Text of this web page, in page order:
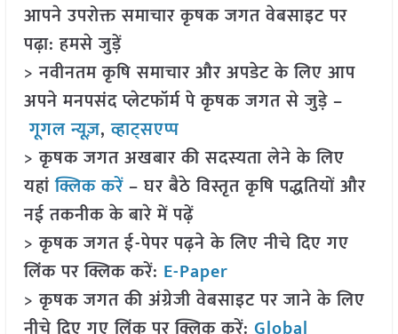
आपने उपरोक्त समाचार कृषक जगत वेबसाइट पर
पढ़ा: हमसे जुड़ें
> नवीनतम कृषि समाचार और अपडेट के लिए आप
अपने मनपसंद प्लेटफॉर्म पे कृषक जगत से जुड़े –
गूगल न्यूज़,व्हाट्सएप्प
> कृषक जगत अखबार की सदस्यता लेने के लिए
यहांक्लिक करें– घर बैठे विस्तृत कृषि पद्धतियों और
नई तकनीक के बारे में पढ़ें
> कृषक जगत ई-पेपर पढ़ने के लिए नीचे दिए गए
लिंक पर क्लिक करें: E-Paper
> कृषक जगत की अंग्रेजी वेबसाइट पर जाने के लिए